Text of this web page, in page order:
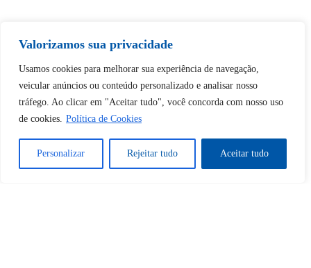
Valorizamos sua privacidade
Usamos cookies para melhorar sua experiência de navegação,
veicular anúncios ou conteúdo personalizado e analisar nosso
tráfego. Ao clicar em "Aceitar tudo", você concorda com nosso uso
de cookies. Política de Cookies
Personalizar Rejeitar tudo Aceitar tudo
Tem certeza de que deseja
desbloquear esta publicação?
Desbloquear esquerda : 0
Sim Não